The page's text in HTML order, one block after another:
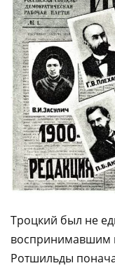
Троцкий был не
воспринимавшим
Ротшильды